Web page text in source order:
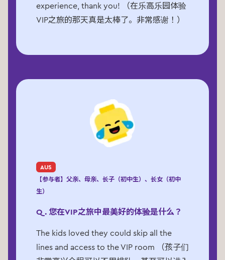
experience, thank you! （在乐高乐园体验
VIP之旅的那天真是太棒了。非常感谢！）
AUS
【参与者】父亲、母亲、长子（初中生）、长女（初中
生）
Q. 您在VIP之旅中最美好的体验是什么？
The kids loved they could skip all the
lines and access to the VIP room （孩子们